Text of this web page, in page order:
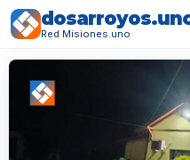
Red Misiones.uno